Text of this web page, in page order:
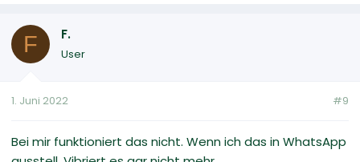
F F.
User
1. Juni 2022 #9
Bei mir funktioniert das nicht. Wenn ich das in WhatsApp